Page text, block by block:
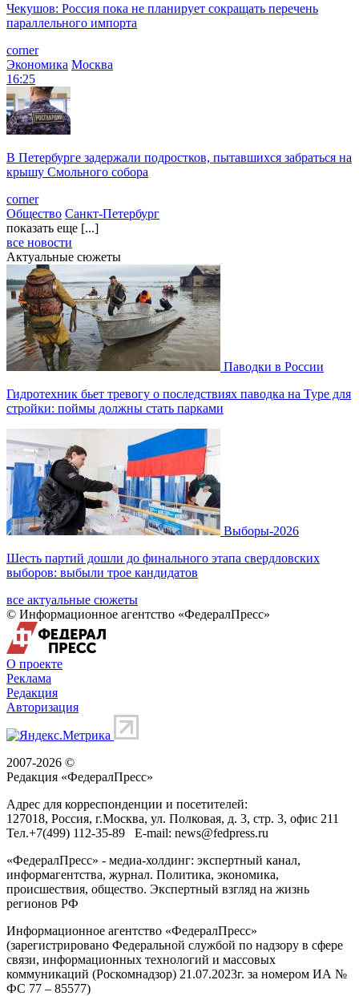
Чекушов: Россия пока не планирует сокращать перечень
параллельного импорта
corner
Экономика Москва
16:25
В Петербурге задержали подростков, пытавшихся забраться на
крышу Смольного собора
corner
Общество Санкт-Петербург
показать еще [...]
все новости
Актуальные сюжеты
Паводки в России
Гидротехник бьет тревогу о последствиях паводка на Туре для
стройки: поймы должны стать парками
Выборы-2026
Шесть партий дошли до финального этапа свердловских
выборов: выбыли трое кандидатов
все актуальные сюжеты
© Информационное агентство «ФедералПресс»
О проекте
Реклама
Редакция
Авторизация
2007-2026 ©
Редакция «ФедералПресс»
Адрес для корреспонденции и посетителей:
127018, Россия, г.Москва, ул. Полковая, д. 3, стр. 3, офис 211
Тел.+7(499) 112-35-89 E-mail: news@fedpress.ru
«ФедералПресс» - медиа-холдинг: экспертный канал,
информагентства, журнал. Политика, экономика,
происшествия, общество. Экспертный взгляд на жизнь
регионов РФ
Информационное агентство «ФедералПресс»
(зарегистрировано Федеральной службой по надзору в сфере
связи, информационных технологий и массовых
коммуникаций (Роскомнадзор) 21.07.2023г. за номером ИА №
ФС 77 – 85577)